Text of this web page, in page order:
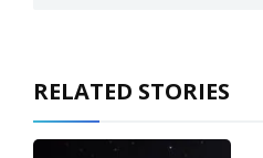
RELATED STORIES